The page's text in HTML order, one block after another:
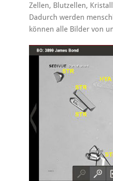
Zellen, Blutzellen,
Dadurch werden
können alle Bilder von